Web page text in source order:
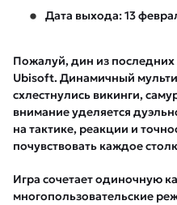
Дата выхода: 13
Пожалуй, дин из
Ubisoft. Динамичный
схлестнулись викинги,
внимание уделяется
на тактике, реакции и
почувствовать каждое
Игра сочетает одиночную
многопользовательские